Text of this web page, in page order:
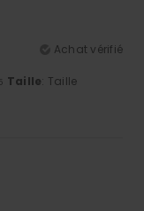
Achat vérifié
Taille: Taille